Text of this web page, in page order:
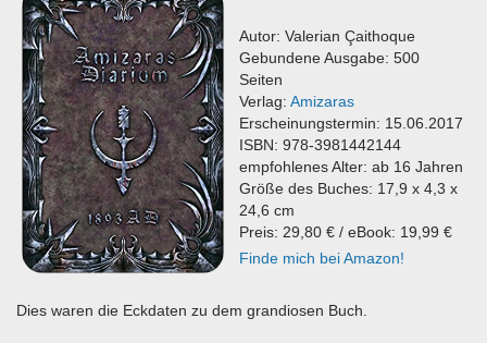
Autor: Valerian Çaithoque
Gebundene Ausgabe: 500
Seiten
Verlag: Amizaras
Erscheinungstermin: 15.06.2017
ISBN: 978-3981442144
empfohlenes Alter: ab 16 Jahren
Größe des Buches: 17,9 x 4,3 x
24,6 cm
Preis: 29,80 € / eBook: 19,99 €
Finde mich bei Amazon!
Dies waren die Eckdaten zu dem grandiosen Buch.